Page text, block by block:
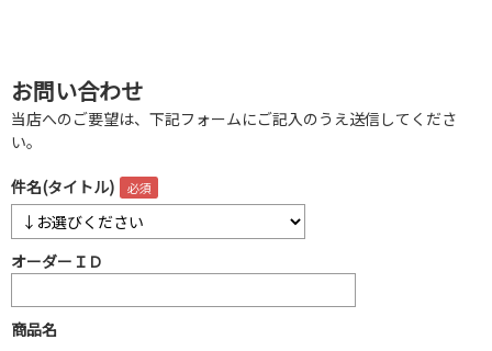
お問い合わせ
当店へのご要望は、下記フォームにご記入のうえ送信してくださ
い。
件名(タイトル)
オーダーＩＤ
商品名